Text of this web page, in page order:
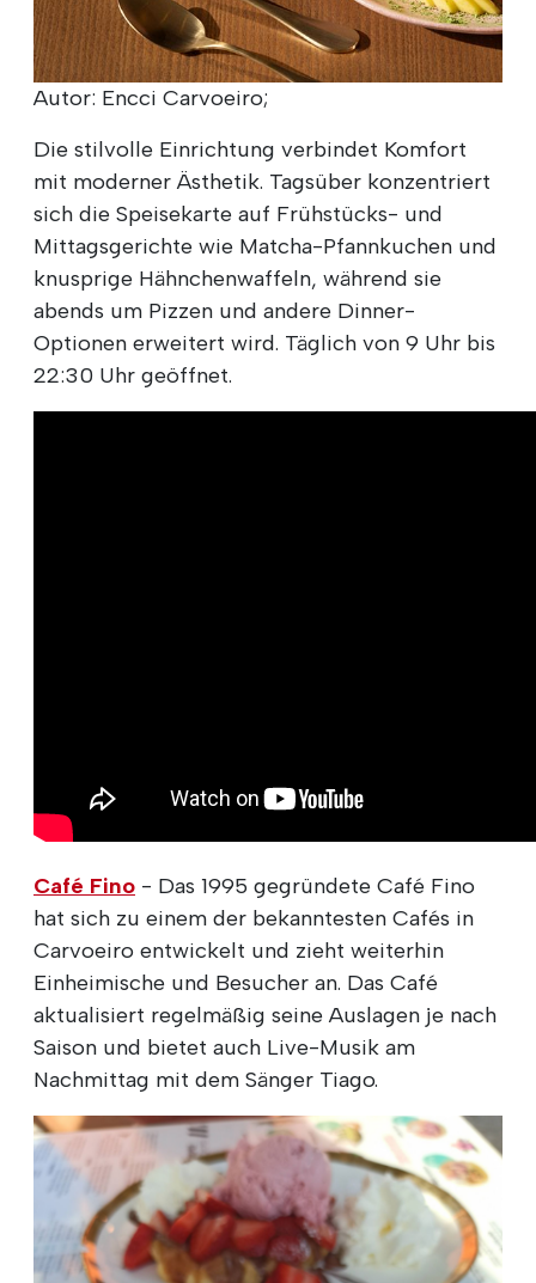
Autor: Encci Carvoeiro;
Die stilvolle Einrichtung verbindet Komfort
mit moderner Ästhetik. Tagsüber konzentriert
sich die Speisekarte auf Frühstücks- und
Mittagsgerichte wie Matcha-Pfannkuchen und
knusprige Hähnchenwaffeln, während sie
abends um Pizzen und andere Dinner-
Optionen erweitert wird. Täglich von 9 Uhr bis
22:30 Uhr geöffnet.
Café Fino - Das 1995 gegründete Café Fino
hat sich zu einem der bekanntesten Cafés in
Carvoeiro entwickelt und zieht weiterhin
Einheimische und Besucher an. Das Café
aktualisiert regelmäßig seine Auslagen je nach
Saison und bietet auch Live-Musik am
Nachmittag mit dem Sänger Tiago.